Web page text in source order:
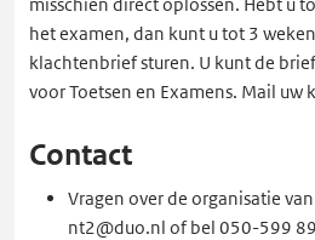
het examen, dan kunt u tot 3
klachtenbrief sturen. U kunt de
voor Toetsen en Examens. Mail
Contact
Vragen over de organisatie
nt2@duo.nl of bel 050-599